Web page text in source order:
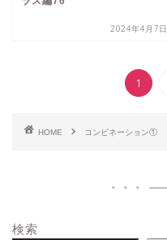
2024年4月7日
1
HOME コンビネーション①
検索